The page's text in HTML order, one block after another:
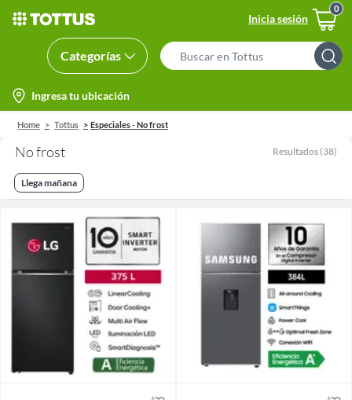
Inicia sesión
Categorías
Search
Bar
location-
icon
Ingresa tu ubicación
Home Tottus Especiales - No frost
No frost Resultados (38)
Llega mañana